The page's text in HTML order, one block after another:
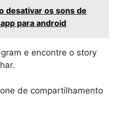
desativar os sons de
para android
e encontre o story
de compartilhamento